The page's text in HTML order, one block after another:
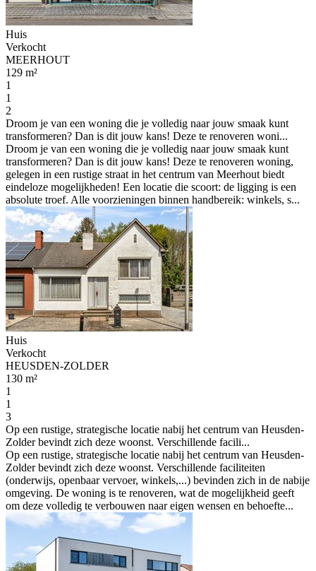
Huis
Verkocht
MEERHOUT
129 m²
1
1
2
Droom je van een woning die je volledig naar jouw smaak kunt
transformeren? Dan is dit jouw kans! Deze te renoveren woni...
Droom je van een woning die je volledig naar jouw smaak kunt
transformeren? Dan is dit jouw kans! Deze te renoveren woning,
gelegen in een rustige straat in het centrum van Meerhout biedt
eindeloze mogelijkheden! Een locatie die scoort: de ligging is een
absolute troef. Alle voorzieningen binnen handbereik: winkels, s...
Huis
Verkocht
HEUSDEN-ZOLDER
130 m²
1
1
3
Op een rustige, strategische locatie nabij het centrum van Heusden-
Zolder bevindt zich deze woonst. Verschillende facili...
Op een rustige, strategische locatie nabij het centrum van Heusden-
Zolder bevindt zich deze woonst. Verschillende faciliteiten
(onderwijs, openbaar vervoer, winkels,...) bevinden zich in de nabije
omgeving. De woning is te renoveren, wat de mogelijkheid geeft
om deze volledig te verbouwen naar eigen wensen en behoefte...